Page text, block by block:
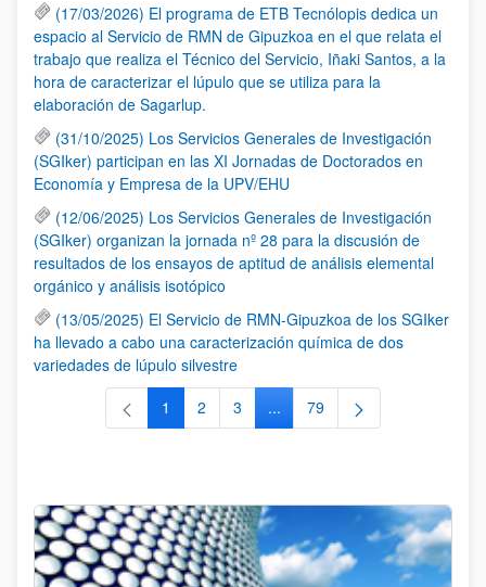
(17/03/2026) El programa de ETB Tecnólopis dedica un
espacio al Servicio de RMN de Gipuzkoa en el que relata el
trabajo que realiza el Técnico del Servicio, Iñaki Santos, a la
hora de caracterizar el lúpulo que se utiliza para la
elaboración de Sagarlup.
(31/10/2025) Los Servicios Generales de Investigación
(SGIker) participan en las XI Jornadas de Doctorados en
Economía y Empresa de la UPV/EHU
(12/06/2025) Los Servicios Generales de Investigación
(SGIker) organizan la jornada nº 28 para la discusión de
resultados de los ensayos de aptitud de análisis elemental
orgánico y análisis isotópico
(13/05/2025) El Servicio de RMN-Gipuzkoa de los SGIker
ha llevado a cabo una caracterización química de dos
variedades de lúpulo silvestre
Página
1 Página
2 Página
3 ...Páginas intermedias Use TAB
Página
79